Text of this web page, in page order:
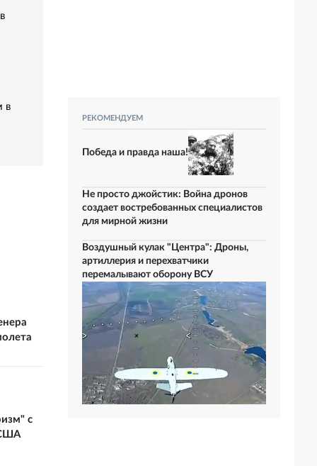
в
с
РЕКОМЕНДУЕМ
Победа и правда наша!
Не просто джойстик: Война дронов
создает востребованных специалистов
для мирной жизни
Воздушный кулак "Центра": Дроны,
артиллерия и перехватчики
перемалывают оборону ВСУ